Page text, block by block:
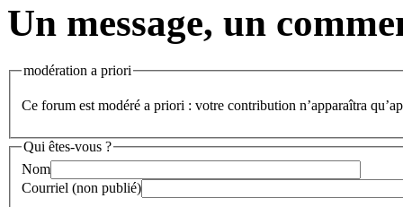
Un message, un
modération a priori
Ce forum est modéré a priori : votre contribution n’apparaîtra
Qui êtes-vous ?
Nom
Courriel (non publié)